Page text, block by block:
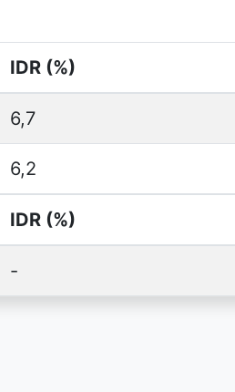
IDR (%)
6,7
6,2
IDR (%)
-